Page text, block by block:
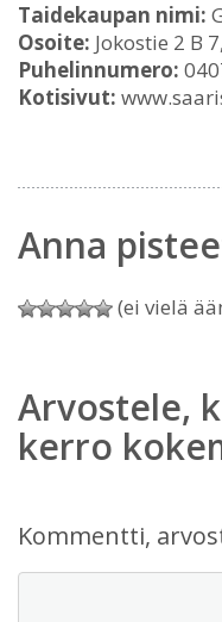
Taidekaupan nimi:
Osoite: Jokostie 2 B
Puhelinnumero:
Kotisivut:
Anna
(ei vielä
Arvostele,
kerro
Kommentti,